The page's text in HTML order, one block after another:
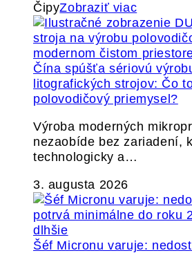
ČipyZobraziť viac
Čína spúšťa sériovú
litografických strojov: Čo
polovodičový priemysel?
Výroba moderných
nezaobíde bez zariadení,
technologicky a…
3. augusta 2026
Šéf Micronu varuje: